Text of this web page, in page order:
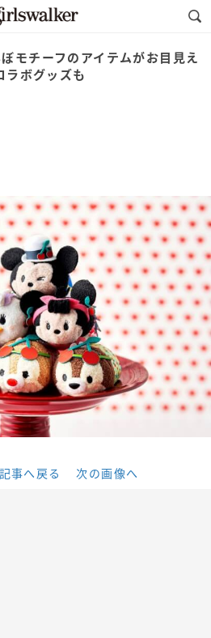
モチーフのアイテムがお目見え
ボグッズも
記事へ戻る 次の画像へ